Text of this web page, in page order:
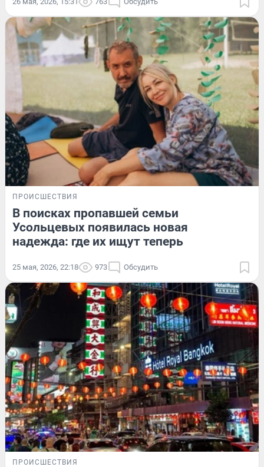
ПРОИСШЕСТВИЯ
В поисках пропавшей семьи
Усольцевых появилась новая
надежда: где их ищут теперь
25 мая, 2026, 22:18 973 Обсудить
ПРОИСШЕСТВИЯ